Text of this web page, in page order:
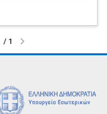
/ 1